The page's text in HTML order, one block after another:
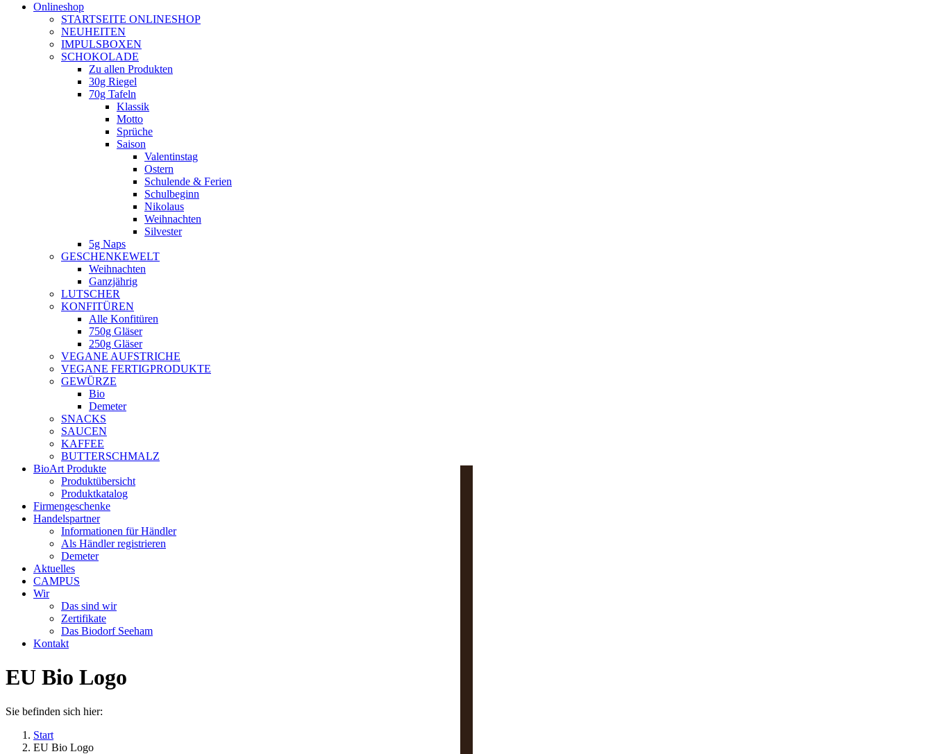
opensOnlineshop
STARTSEITE ONLINESHOP
NEUHEITEN
IMPULSBOXEN
SCHOKOLADE
Zu allen Produkten
30g Riegel
70g Tafeln
Klassik
Motto
Sprüche
Saison
Valentinstag
Ostern
Schulende & Ferien
Schulbeginn
Nikolaus
Weihnachten
Silvester
5g Naps
GESCHENKEWELT
Weihnachten
Ganzjährig
LUTSCHER
KONFITÜREN
Alle Konfitüren
750g Gläser
250g Gläser
VEGANE AUFSTRICHE
VEGANE FERTIGPRODUKTE
GEWÜRZE
Bio
Demeter
SNACKS
SAUCEN
KAFFEE
BUTTERSCHMALZ
BioArt Produkte
Produktübersicht
Produktkatalog
Firmengeschenke
Handelspartner
Informationen für Händler
Als Händler registrieren
Demeter
Aktuelles
CAMPUS
Wir
Das sind wir
Zertifikate
Das Biodorf Seeham
Kontakt
EU Bio Logo
Sie befinden sich hier:
Start
EU Bio Logo